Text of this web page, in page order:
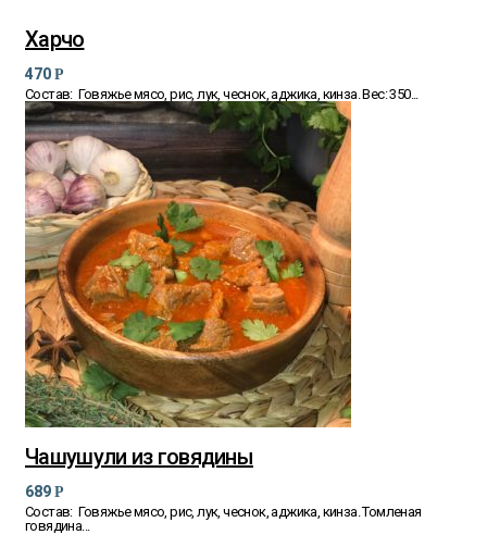
Харчо
470 Р
Состав: Говяжье мясо, рис, лук, чеснок, аджика, кинза. Вес: 350...
Чашушули из говядины
689 Р
Состав: Говяжье мясо, рис, лук, чеснок, аджика, кинза. Томленая
говядина...